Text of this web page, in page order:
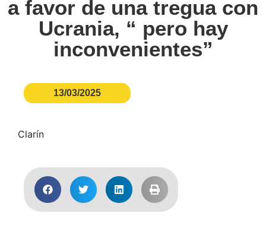
a favor de una tregua con
Ucrania, “ pero hay
inconvenientes”
13/03/2025
Clarín